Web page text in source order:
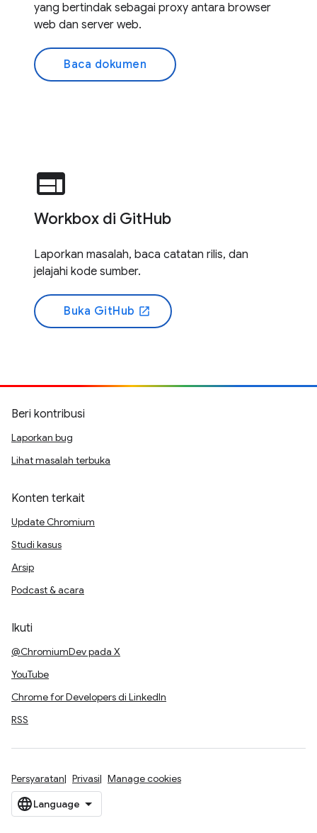
yang bertindak sebagai proxy antara browser
web dan server web.
Baca dokumen
web
Workbox di GitHub
Laporkan masalah, baca catatan rilis, dan
jelajahi kode sumber.
Buka GitHub open_in_new
Beri kontribusi
Laporkan bug
Lihat masalah terbuka
Konten terkait
Update Chromium
Studi kasus
Arsip
Podcast & acara
Ikuti
@ChromiumDev pada X
YouTube
Chrome for Developers di LinkedIn
RSS
Persyaratan Privasi Manage cookies